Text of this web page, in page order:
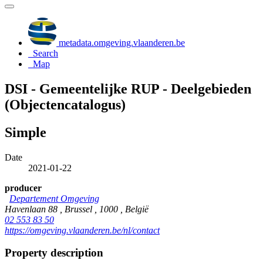
metadata.omgeving.vlaanderen.be
Search
Map
DSI - Gemeentelijke RUP - Deelgebieden
(Objectencatalogus)
Simple
Date
2021-01-22
producer
Departement Omgeving
Havenlaan 88 , Brussel , 1000 , België
02 553 83 50
https://omgeving.vlaanderen.be/nl/contact
Property description